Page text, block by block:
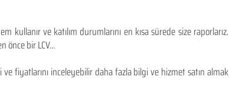
ve katılım durumlarını en kısa sürede size raporlarız.
önce bir LCV...
fiyatlarını inceleyebilir daha fazla bilgi ve hizmet satın almak